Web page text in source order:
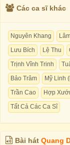
Các ca sĩ khác
Nguyên Khang
Lưu Bích
Lệ Thu
Trịnh Vĩnh Trinh
Bảo Trâm
Mỹ Linh
Trần Cao
Hợp
Tất Cả Các Ca Sĩ
Bài hát Quang